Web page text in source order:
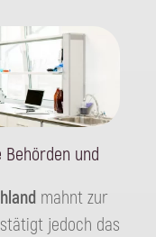
Behörden und
mahnt zur
jedoch das